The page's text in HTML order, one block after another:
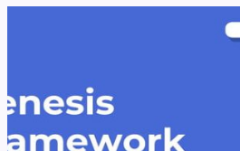
FRAMEWORK